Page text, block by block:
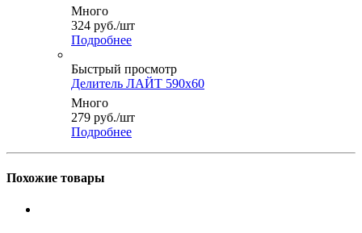
Много
324 руб./шт
Подробнее
Быстрый просмотр
Делитель ЛАЙТ 590x60
Много
279 руб./шт
Подробнее
Похожие товары